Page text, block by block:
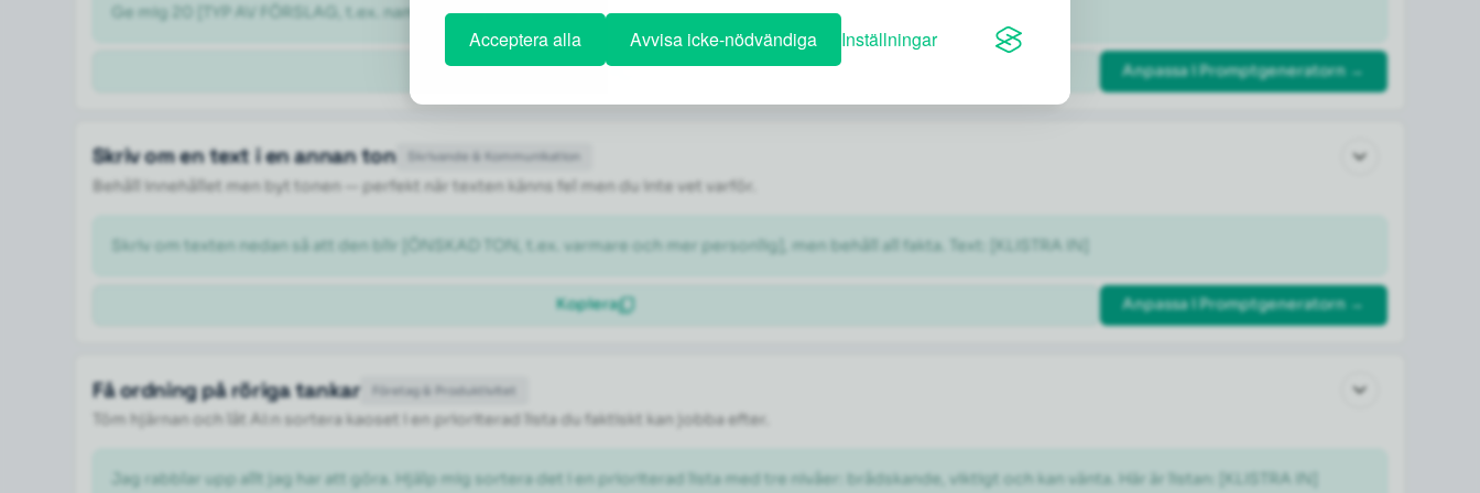
Acceptera alla Avvisa icke-nödvändiga Inställningar
Ge mig 20 [TYP AV FÖRSLAG, t.ex. namnförslag på en podd om trädgård]. Blanda lekfulla och seriösa förslag.
Kopiera Anpassa i Promptgeneratorn →
Skrivande & Kommunikation
Skriv om en text i en annan ton
Behåll innehållet men byt tonen — perfekt när texten känns fel men du inte vet varför.
Skriv om texten nedan så att den blir [ÖNSKAD TON, t.ex. varmare och mer personlig], men behåll all fakta. Text: [KLISTRA IN]
Kopiera Anpassa i Promptgeneratorn →
Företag & Produktivitet
Få ordning på röriga tankar
Töm hjärnan och låt AI:n sortera kaoset i en prioriterad lista du faktiskt kan jobba efter.
Jag rabblar upp allt jag har att göra. Hjälp mig sortera det i en prioriterad lista med tre nivåer: brådskande, viktigt och kan vänta. Här är listan: [KLISTRA IN]